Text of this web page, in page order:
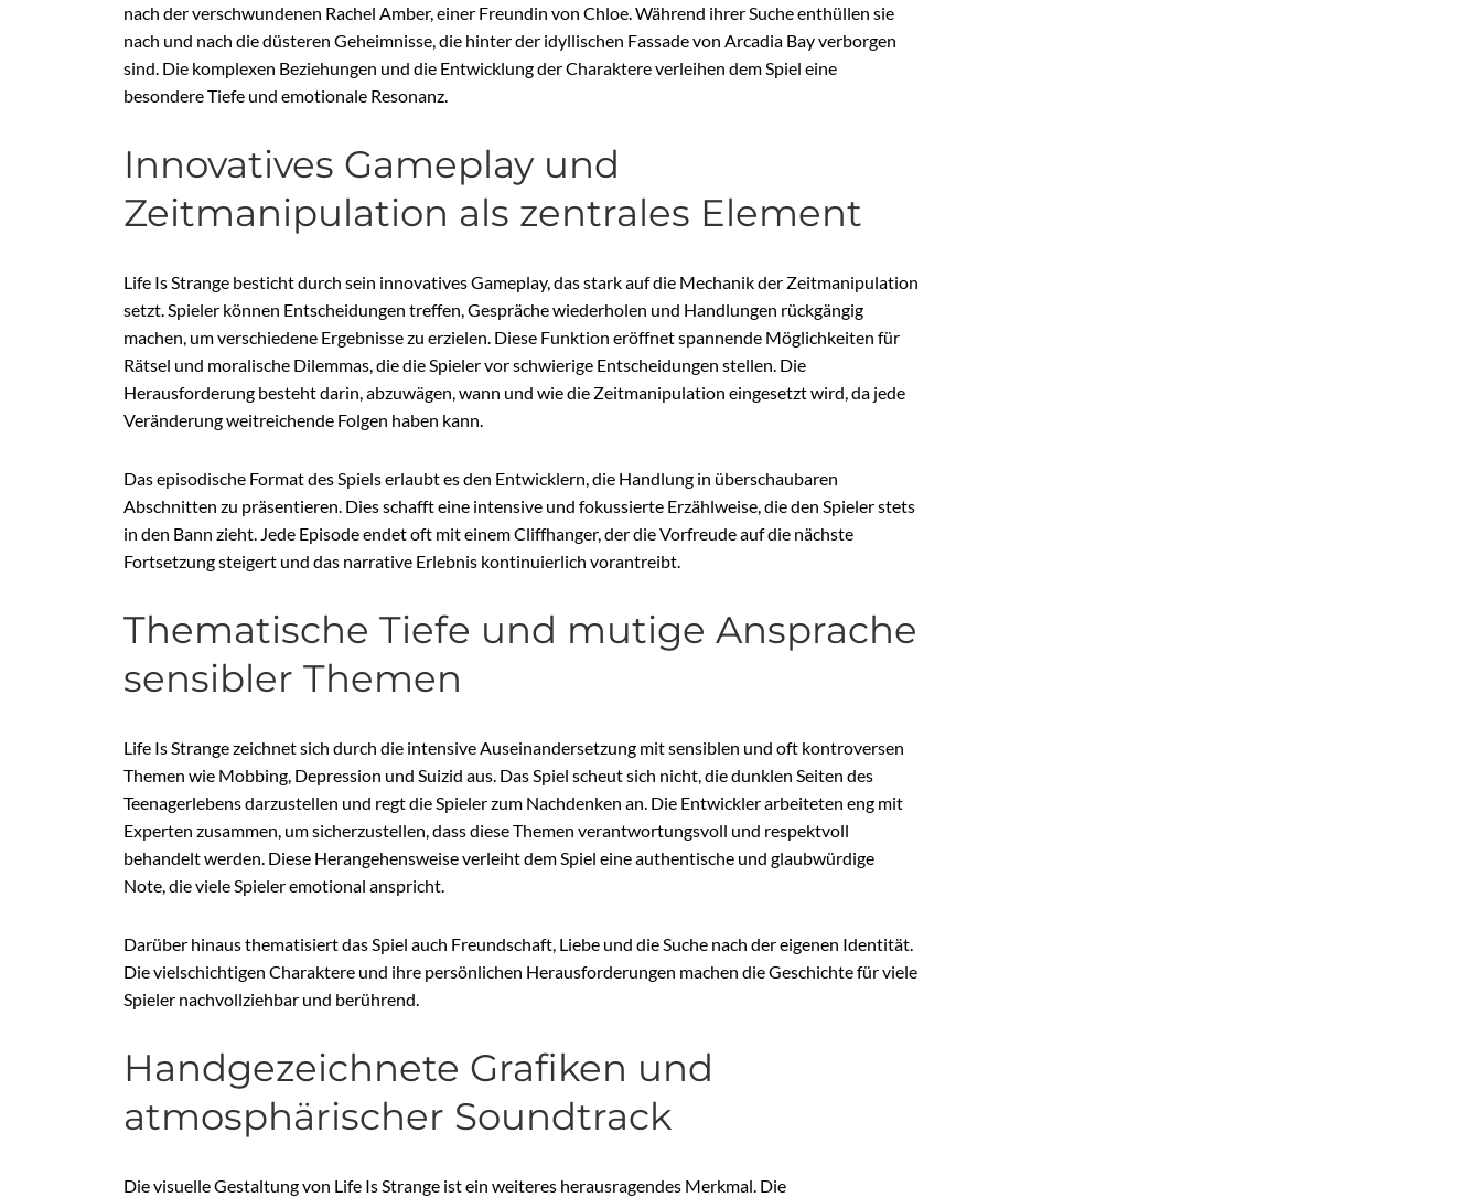
nach der verschwundenen Rachel Amber, einer Freundin von Chloe. Während ihrer Suche enthüllen sie
nach und nach die düsteren Geheimnisse, die hinter der idyllischen Fassade von Arcadia Bay verborgen
sind. Die komplexen Beziehungen und die Entwicklung der Charaktere verleihen dem Spiel eine
besondere Tiefe und emotionale Resonanz.
Innovatives Gameplay und
Zeitmanipulation als zentrales Element
Life Is Strange besticht durch sein innovatives Gameplay, das stark auf die Mechanik der Zeitmanipulation
setzt. Spieler können Entscheidungen treffen, Gespräche wiederholen und Handlungen rückgängig
machen, um verschiedene Ergebnisse zu erzielen. Diese Funktion eröffnet spannende Möglichkeiten für
Rätsel und moralische Dilemmas, die die Spieler vor schwierige Entscheidungen stellen. Die
Herausforderung besteht darin, abzuwägen, wann und wie die Zeitmanipulation eingesetzt wird, da jede
Veränderung weitreichende Folgen haben kann.
Das episodische Format des Spiels erlaubt es den Entwicklern, die Handlung in überschaubaren
Abschnitten zu präsentieren. Dies schafft eine intensive und fokussierte Erzählweise, die den Spieler stets
in den Bann zieht. Jede Episode endet oft mit einem Cliffhanger, der die Vorfreude auf die nächste
Fortsetzung steigert und das narrative Erlebnis kontinuierlich vorantreibt.
Thematische Tiefe und mutige Ansprache
sensibler Themen
Life Is Strange zeichnet sich durch die intensive Auseinandersetzung mit sensiblen und oft kontroversen
Themen wie Mobbing, Depression und Suizid aus. Das Spiel scheut sich nicht, die dunklen Seiten des
Teenagerlebens darzustellen und regt die Spieler zum Nachdenken an. Die Entwickler arbeiteten eng mit
Experten zusammen, um sicherzustellen, dass diese Themen verantwortungsvoll und respektvoll
behandelt werden. Diese Herangehensweise verleiht dem Spiel eine authentische und glaubwürdige
Note, die viele Spieler emotional anspricht.
Darüber hinaus thematisiert das Spiel auch Freundschaft, Liebe und die Suche nach der eigenen Identität.
Die vielschichtigen Charaktere und ihre persönlichen Herausforderungen machen die Geschichte für viele
Spieler nachvollziehbar und berührend.
Handgezeichnete Grafiken und
atmosphärischer Soundtrack
Die visuelle Gestaltung von Life Is Strange ist ein weiteres herausragendes Merkmal. Die